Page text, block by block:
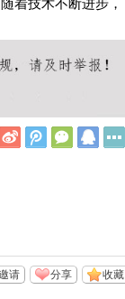
着技术不断进步，
Q
新
浪
腾
讯
微
信
Q
收藏
分享
请